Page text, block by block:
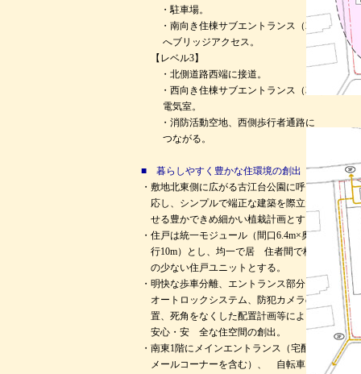
・駐車場。
・南向き住棟サブエントランス（2階）
へブリッジアクセス。
【レベル3】
・北側道路西端に接道。
・西向き住棟サブエントランス（3階）、
電気室。
・消防活動空地、西側歩行者通路に
つながる。
■ 暮らしやすく豊かな住環境の創出
・敷地北東側に広がる古江台公園に呼
応し、シンプルで端正な建築を際立た
せる豊かできめ細かい植栽計画とする。
・住戸は統一モジュール（間口6.4m×奥
行10m）とし、均一で居 住者間で格差
の少ない住戸ユニットとする。
・明快な歩車分離、エントランス部分に
オートロックシステム、防犯カメラの設
置、死角をなくした配置計画等により、
安心・安 全な住空間の創出。
・南東1階にメインエントランス（宅配・
メールコーナーを含む）、 自転車・バ